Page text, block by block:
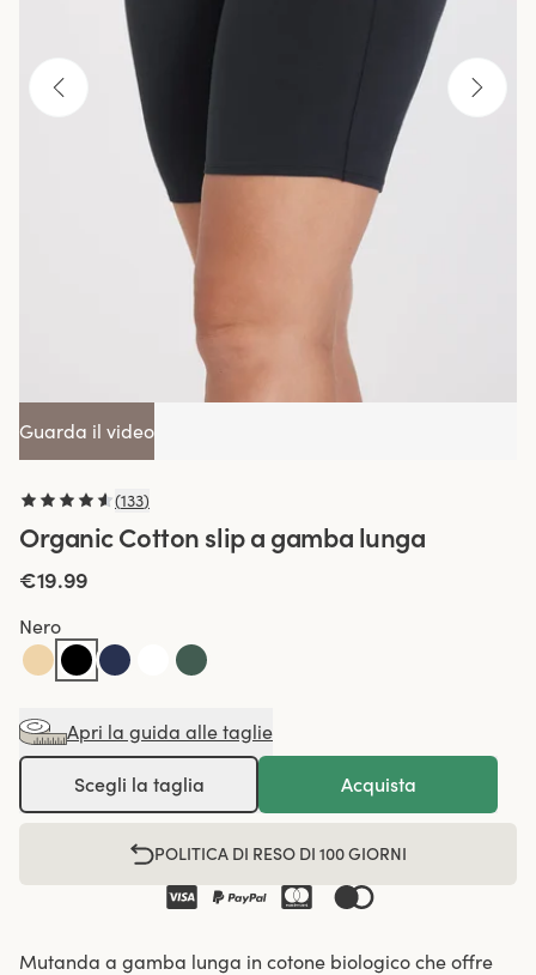
Guarda il video
(133)
Organic Cotton slip a gamba lunga
€19.99
Nero
Apri la guida alle taglie
Scegli la taglia Acquista
POLITICA DI RESO DI 100 GIORNI
Mutanda a gamba lunga in cotone biologico che offre